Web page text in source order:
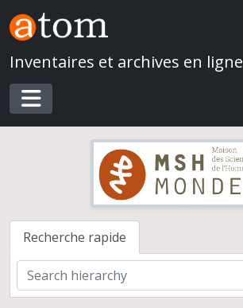
Skip to main content
Inventaires et archives en ligne
Toggle navigation
Recherche rapide